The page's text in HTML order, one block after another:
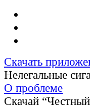
Скачать
Нелегальные
О проблеме
Скачай